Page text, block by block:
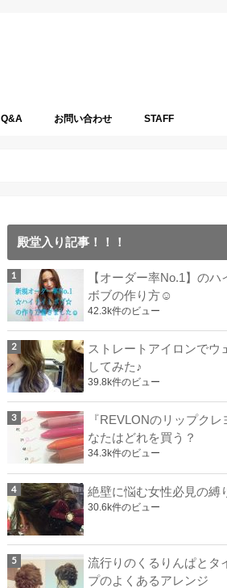
Q&A お問い合わせ STAFF
殿堂入り記事！！！
【オーダー率No.1】のハ
ボブの作り方☺︎
42.3k件のビュー
ストレートアイロンでウ
してみた♪
39.8k件のビュー
『REVLONのリップクレ
なたはどれを買う？
34.3k件のビュー
絶壁に悩む女性必見の縛
30.6k件のビュー
流行りのくるりんぱとタ
プのよくあるアレンジ